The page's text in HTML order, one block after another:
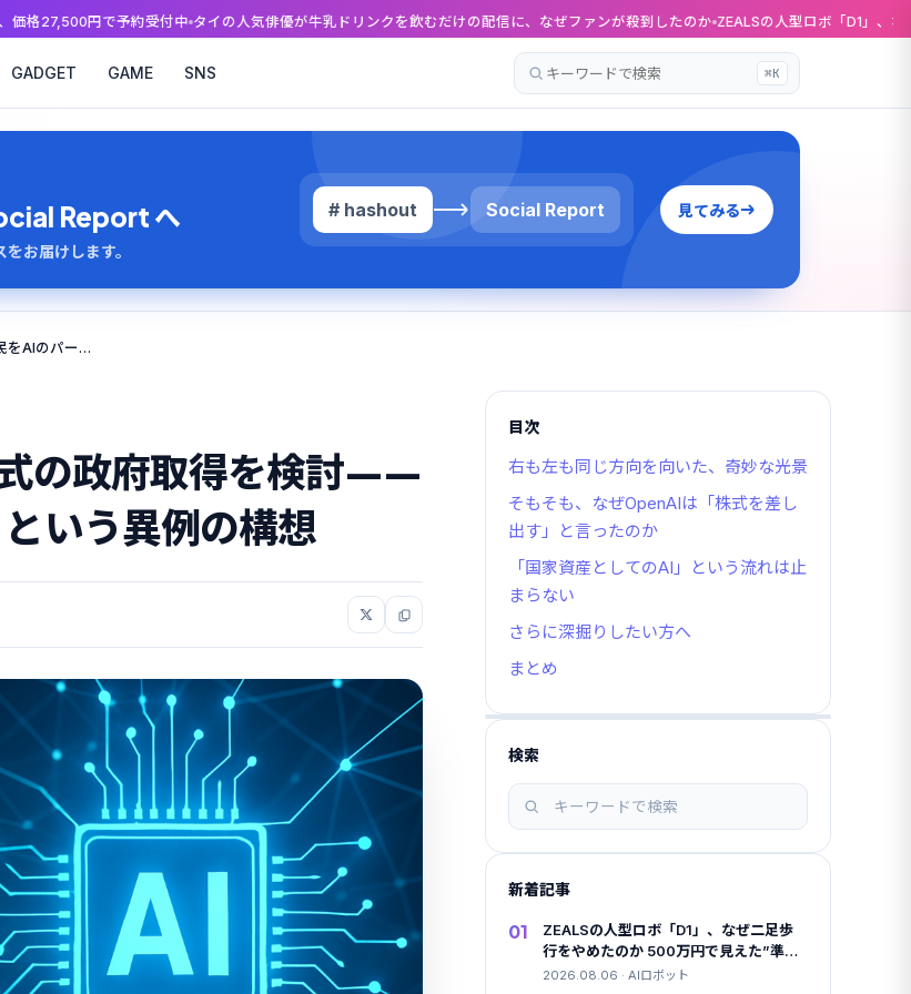
受付中 タイの人気俳優が牛乳ドリンクを飲むだけの配信に、なぜファンが殺到したのか ZEALSの人型ロボ「D1」、なぜ二足歩行をやめ
GADGET GAME SNS
記
事
を
⌘K
Report へ
お届けします。
# hashout Social Report 見てみる
トランプ大統領がOpenAI株式の政府取得を検討——「国民をAIのパートナーに」という異例の構想
の政府取得を検討——
いう異例の構想
目次
右も左も同じ方向を向いた、奇妙な光景
そもそも、なぜOpenAIは「株式を差し
出す」と言ったのか
「国家資産としてのAI」という流れは止
まらない
さらに深掘りしたい方へ
まとめ
検索
記
事
を
検
新着記事
01
ZEALSの人型ロボ「D1」、なぜ二足歩
行をやめたのか 500万円で見えた”準国
産”の勝算
2026.08.06 · AIロボット